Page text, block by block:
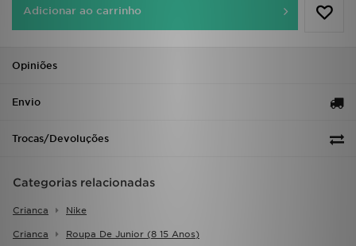
Adicionar ao carrinho
Opiniões
Envio
Trocas/Devoluções
Categorias relacionadas
Crianca Nike
Crianca Roupa De Junior (8 15 Anos)